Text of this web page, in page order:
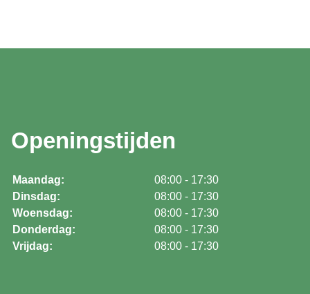
Openingstijden
Maandag:
08:00 - 17:30
Dinsdag:
08:00 - 17:30
Woensdag:
08:00 - 17:30
Donderdag:
08:00 - 17:30
Vrijdag:
08:00 - 17:30